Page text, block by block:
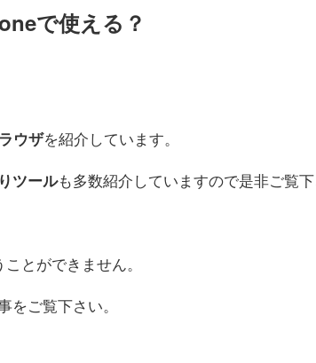
で使える？
ウザを紹介しています。
ツールも多数紹介していますので是非ご覧下
とができません。
をご覧下さい。